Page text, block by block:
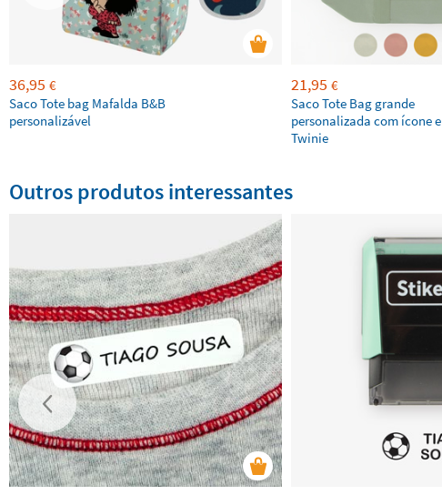
36,95 €
Saco Tote bag Mafalda B&B
personalizável
21,95 €
Saco Tote Bag grande
personalizada com ícone e
Twinie
Outros produtos interessantes